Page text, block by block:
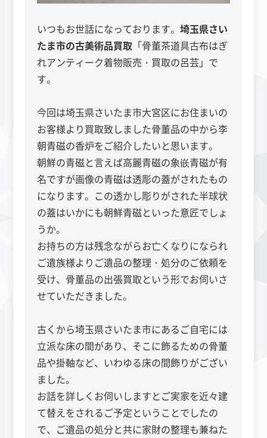
いつもお世話になっております。埼玉県さい
たま市の古美術品買取 「骨董茶道具古布はぎ
れアンティーク着物販売・買取の呂芸」で
す。
今回は埼玉県さいたま市大宮区にお住まいの
お客様より買取致しました骨董品の中から李
朝青磁の香炉をご紹介したいと思います。
朝鮮の青磁と言えば高麗青磁の象嵌青磁が有
名ですが画像の青磁は透彫の蓋がされたもの
になります。この透かし彫りがされた半球状
の蓋はいかにも朝鮮青磁といった意匠でしょ
うか。
お持ちの方は残念ながらお亡くなりになられ
ご遺族様よりご遺品の整理・処分のご依頼を
受け、骨董品の出張買取という形でお伺いさ
せていただきました。
古くから埼玉県さいたま市にあるご自宅には
立派な床の間があり、そこに飾るための骨董
品や掛軸など、いわゆる床の間飾りがござい
ました。
お話を詳しくお伺いしますとご実家を近々建
て替えをされるご予定ということでしたの
で、ご遺品の処分と共に家財の整理も兼ねた